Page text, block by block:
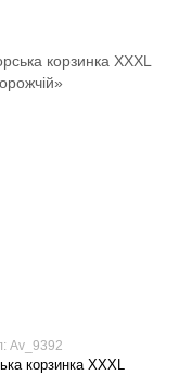
Av_9392
корзинка XXXL